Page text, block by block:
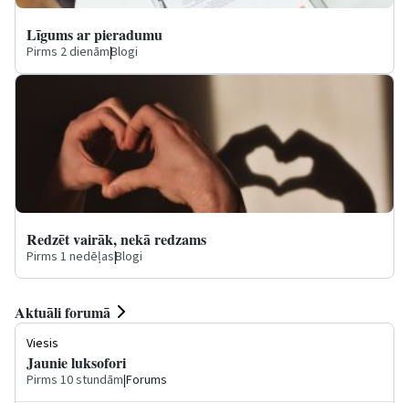
Līgums ar pieradumu
Pirms 2 dienām|Blogi
Redzēt vairāk, nekā redzams
Pirms 1 nedēļas|Blogi
Aktuāli forumā
Viesis
Jaunie luksofori
Pirms 10 stundām|Forums